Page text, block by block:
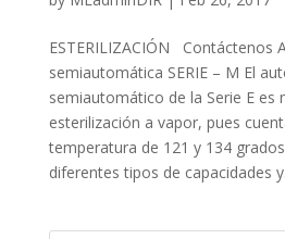
ESTERILIZACIÓN Contáctenos
semiautomática SERIE – M El
semiautomático de la Serie E es
esterilización a vapor, pues
temperatura de 121 y 134
diferentes tipos de capacidades